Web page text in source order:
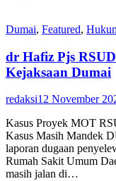
Dumai, Featured,
dr Hafiz Pjs
Kejaksaan Dumai
redaksi12 November
Kasus Proyek MOT
Kasus Masih Mandek
laporan dugaan
Rumah Sakit Umum
masih jalan di…